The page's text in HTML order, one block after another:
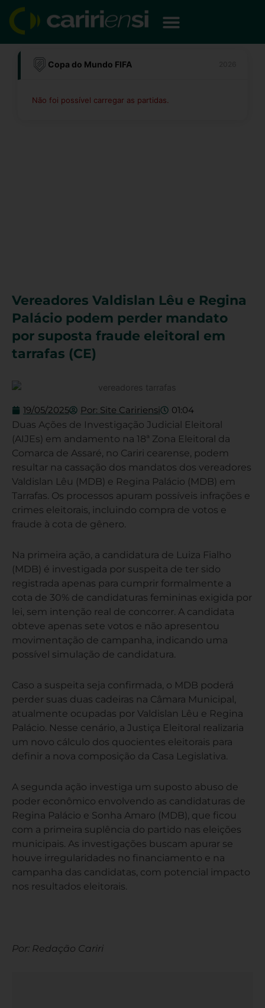
para
conteúdo
Copa do Mundo FIFA
Não foi possível carregar as partidas.
Vereadores Valdislan Lêu e Regina
Palácio podem perder mandato
por suposta fraude eleitoral em
tarrafas (CE)
19/05/2025 Por: Site Caririensi 01:04
Duas Ações de Investigação Judicial Eleitoral
(AIJEs) em andamento na 18ª Zona Eleitoral da
Comarca de Assaré, no Cariri cearense, podem
resultar na cassação dos mandatos dos vereadores
Valdislan Lêu (MDB) e Regina Palácio (MDB) em
Tarrafas. Os processos apuram possíveis infrações e
crimes eleitorais, incluindo compra de votos e
fraude à cota de gênero.
Na primeira ação, a candidatura de Luiza Fialho
(MDB) é investigada por suspeita de ter sido
registrada apenas para cumprir formalmente a
cota de 30% de candidaturas femininas exigida por
lei, sem intenção real de concorrer. A candidata
obteve apenas sete votos e não apresentou
movimentação de campanha, indicando uma
possível simulação de candidatura.
Caso a suspeita seja confirmada, o MDB poderá
perder suas duas cadeiras na Câmara Municipal,
atualmente ocupadas por Valdislan Lêu e Regina
Palácio. Nesse cenário, a Justiça Eleitoral realizaria
um novo cálculo dos quocientes eleitorais para
definir a nova composição da Casa Legislativa.
A segunda ação investiga um suposto abuso de
poder econômico envolvendo as candidaturas de
Regina Palácio e Sonha Amaro (MDB), que ficou
com a primeira suplência do partido nas eleições
municipais. As investigações buscam apurar se
houve irregularidades no financiamento e na
campanha das candidatas, com potencial impacto
nos resultados eleitorais.
Por: Redação Cariri